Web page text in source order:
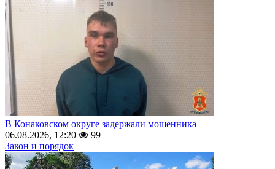
В Конаковском округе задержали мошенника
06.08.2026, 12:20
99
Закон и порядок